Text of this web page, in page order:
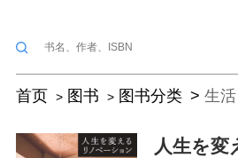
首页 图书 图书分类 生活